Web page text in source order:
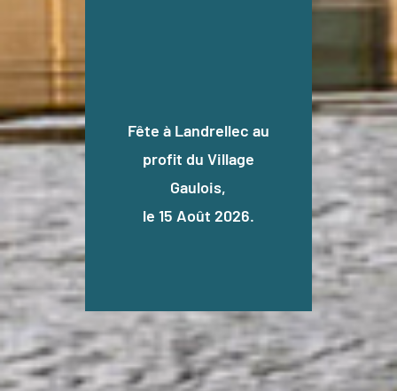
Fête à Landrellec au
profit du Village
Gaulois,
le 15 Août 2026.